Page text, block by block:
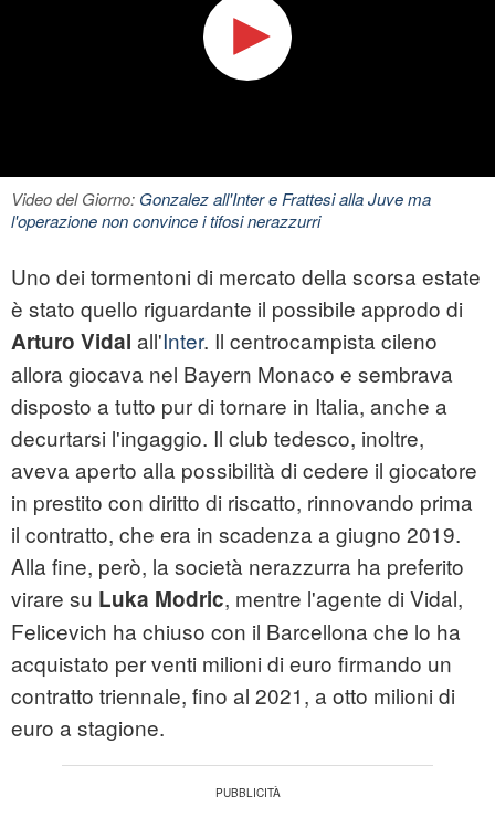
Video del Giorno: Gonzalez all'Inter e Frattesi alla Juve ma
l'operazione non convince i tifosi nerazzurri
Uno dei tormentoni di mercato della scorsa estate
è stato quello riguardante il possibile approdo di
Arturo Vidal all'Inter. Il centrocampista cileno
allora giocava nel Bayern Monaco e sembrava
disposto a tutto pur di tornare in Italia, anche a
decurtarsi l'ingaggio. Il club tedesco, inoltre,
aveva aperto alla possibilità di cedere il giocatore
in prestito con diritto di riscatto, rinnovando prima
il contratto, che era in scadenza a giugno 2019.
Alla fine, però, la società nerazzurra ha preferito
virare su Luka Modric, mentre l'agente di Vidal,
Felicevich ha chiuso con il Barcellona che lo ha
acquistato per venti milioni di euro firmando un
contratto triennale, fino al 2021, a otto milioni di
euro a stagione.